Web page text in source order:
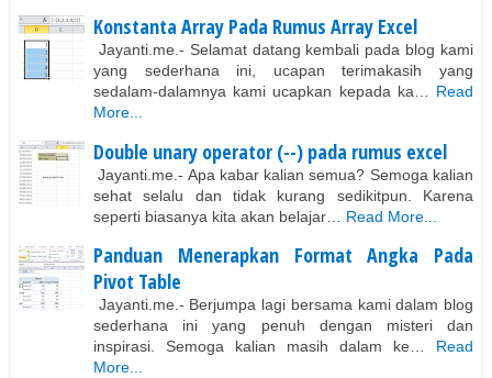
Konstanta Array Pada Rumus Array Excel
Jayanti.me.- Selamat datang kembali pada blog kami
yang sederhana ini, ucapan terimakasih yang
sedalam-dalamnya kami ucapkan kepada ka…
Read
More...
Double unary operator (--) pada rumus excel
Jayanti.me.- Apa kabar kalian semua? Semoga kalian
sehat selalu dan tidak kurang sedikitpun. Karena
seperti biasanya kita akan belajar…
Read More...
Panduan Menerapkan Format Angka Pada
Pivot Table
Jayanti.me.- Berjumpa lagi bersama kami dalam blog
sederhana ini yang penuh dengan misteri dan
inspirasi. Semoga kalian masih dalam ke…
Read
More...